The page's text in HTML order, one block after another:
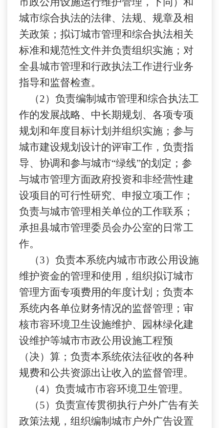
城市综合执法的法律、法规、规章及相
关政策；拟订城市管理和综合执法相关
标准和规范性文件并负责组织实施；对
全县城市管理和行政执法工作进行业务
指导和监督检查。
（2）负责编制城市管理和综合执法工
作的发展战略、中长期规划、各项专项
规划和年度目标计划并组织实施；参与
城市建设规划设计的评审工作，负责指
导、协调和参与城市“绿线”的划定；参
与城市管理方面政府投资和非经营性建
设项目的可行性研究、申报立项工作；
负责与城市管理相关单位的工作联系；
承担县城市管理委员会办公室的日常工
作。
（3）负责本系统内城市市政公用设施
维护资金的管理和使用，组织拟订城市
管理方面专项费用的年度计划；负责本
系统内各单位财务情况的监督管理；审
核市容环境卫生设施维护、园林绿化建
设维护等城市市政公用设施工程预
（决）算；负责本系统依法征收的各种
规费和公共资源出让收入的监督管理。
（4）负责城市市容环境卫生管理。
（5）负责宣传贯彻执行户外广告有关
政策法规，组织编制城市户外广告设置